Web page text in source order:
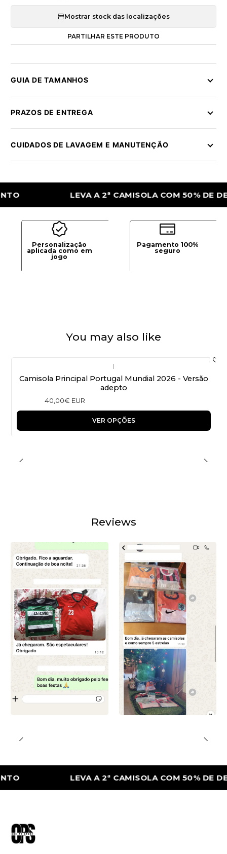
Mostrar stock das localizações
PARTILHAR ESTE PRODUTO
GUIA DE TAMANHOS
PRAZOS DE ENTREGA
CUIDADOS DE LAVAGEM E MANUTENÇÃO
LEVA A 2ª CAMISOLA COM 50% DE
Personalização
aplicada como em
jogo
Pagamento 100%
seguro
You may also like
|
Camisola Principal Portugal Mundial 2026 - Versão
adepto
40,00€ EUR
VER OPÇÕES
Reviews
LEVA A 2ª CAMISOLA COM 50% DE